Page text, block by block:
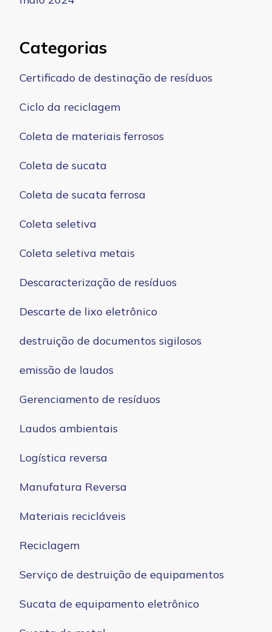
Categorias
Certificado de destinação de resíduos
Ciclo da reciclagem
Coleta de materiais ferrosos
Coleta de sucata
Coleta de sucata ferrosa
Coleta seletiva
Coleta seletiva metais
Descaracterização de resíduos
Descarte de lixo eletrônico
destruição de documentos sigilosos
emissão de laudos
Gerenciamento de resíduos
Laudos ambientais
Logística reversa
Manufatura Reversa
Materiais recicláveis
Reciclagem
Serviço de destruição de equipamentos
Sucata de equipamento eletrônico